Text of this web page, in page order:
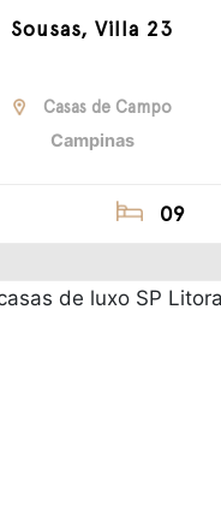
Sousas, Villa 23
Casas de Campo
Campinas
09